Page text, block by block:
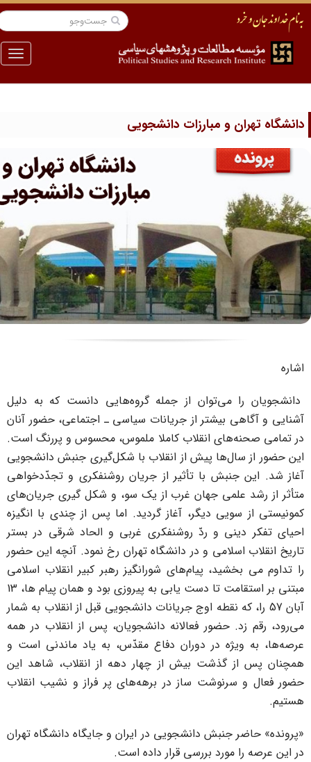
و مبارزات دانشجویی
می‌توان از جمله گروه‌هایی دانست که به دلیل
بیشتر از جریانات سیاسی ـ اجتماعی، حضور آنان
انقلاب کاملا ملموس، محسوس و پررنگ است.
پیش از انقلاب با شکل‌گیری جنبش دانشجویی
با تأثیر از جریان روشنفکری و تجدّدخواهی
جهان غرب از یک سو، و شکل گیری جریان‌های
دیگر، آغاز گردید. اما پس از چندی با انگیزه
و ردّ روشنفکری غربی و الحاد شرقی در بستر
و در دانشگاه تهران رخ نمود. آنچه این حضور
پیام‌های شورانگیز رهبر کبیر انقلاب اسلامی
مبتنی بر استقامت تا دست یابی به پیروزی بود و همان پیام ها، 13
را، که نقطه اوج جریانات دانشجویی قبل از انقلاب به شمار
حضور فعالانه دانشجویان، پس از انقلاب در همه
در دوران دفاع مقدّس، به یاد ماندنی است و
گذشت بیش از چهار دهه از انقلاب، شاهد این
ساز در برهه‌های پر فراز و نشیب انقلاب
جنبش دانشجویی در ایران و جایگاه دانشگاه تهران
مورد بررسی قرار داده است.